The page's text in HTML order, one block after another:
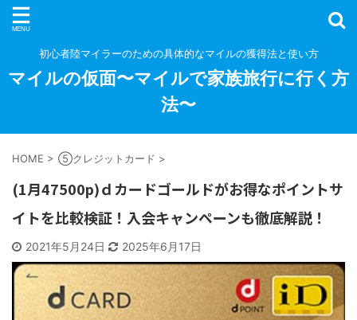
初心者陸マイラーのための具体的なマイルの獲得法と使い方
マイルの仮面〜マイルで家族旅行に行く方
法〜
HOME > ⑤クレジットカード >
(1月47500p)ｄカードゴールドがお得なポイントサ
イトを比較検証！入会キャンペーンも徹底解説！
2021年5月24日 2025年6月17日